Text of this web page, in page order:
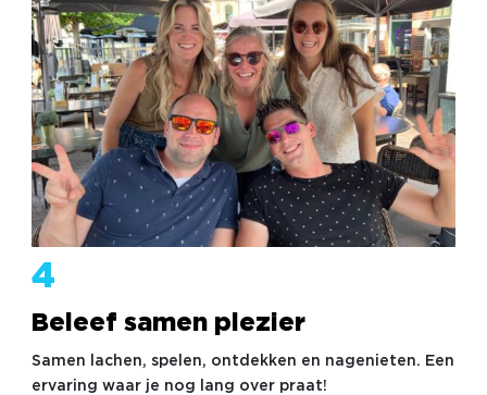
4
Beleef samen plezier
Samen lachen, spelen, ontdekken en nagenieten. Een
ervaring waar je nog lang over praat!